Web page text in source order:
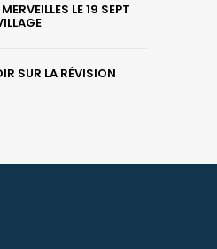
LE 19 SEPT
SUR LA RÉVISION